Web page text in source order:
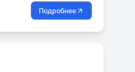
- будущее,
наших детей.
Подробнее